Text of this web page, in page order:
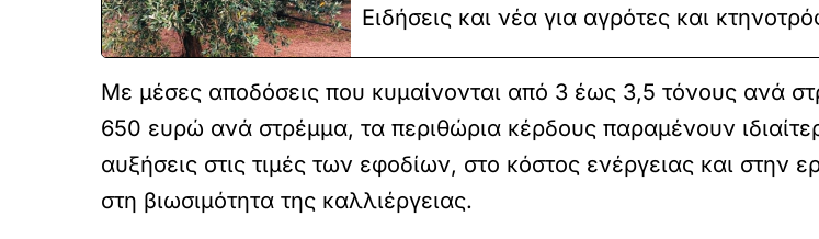
Ειδήσεις και νέα για αγρότες και
Με μέσες αποδόσεις που κυμαίνονται από 3 έως 3,5 τόνους ανά
650 ευρώ ανά στρέμμα, τα περιθώρια κέρδους παραμένουν
αυξήσεις στις τιμές των εφοδίων, στο κόστος ενέργειας και στην
στη βιωσιμότητα της καλλιέργειας.